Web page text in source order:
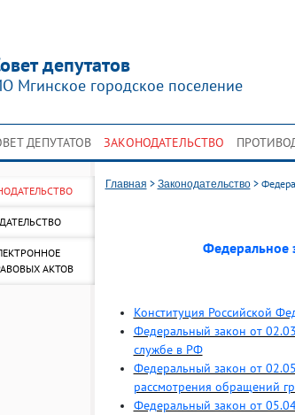
депутатов
Мгинское городское поселение
ДЕПУТАТОВ ЗАКОНОДАТЕЛЬСТВО
АКТОВ
Главная > Законодательство>
Федеральное
Конституция Российской
Федеральный закон от
службе в РФ
Федеральный закон от
рассмотрения обращений
Федеральный закон от